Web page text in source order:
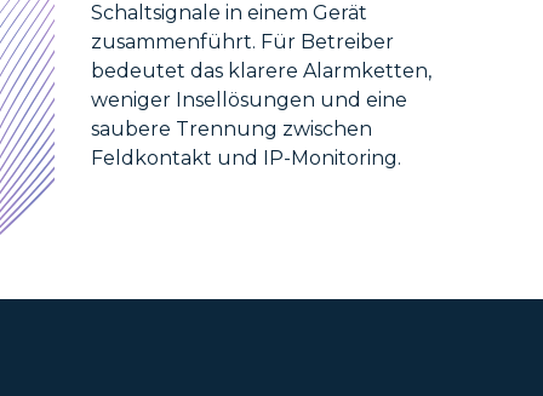
Schaltsignale in einem Gerät
zusammenführt. Für Betreiber
bedeutet das klarere Alarmketten,
weniger Insellösungen und eine
saubere Trennung zwischen
Feldkontakt und IP-Monitoring.